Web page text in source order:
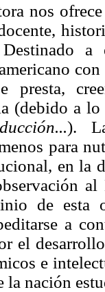
nos
a
presta,
(debido a
).
para
en la
al
de esta
a
el
e
la nación